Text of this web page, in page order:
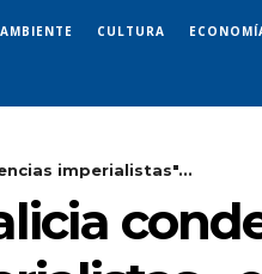
CULTURA
imperialistas"...